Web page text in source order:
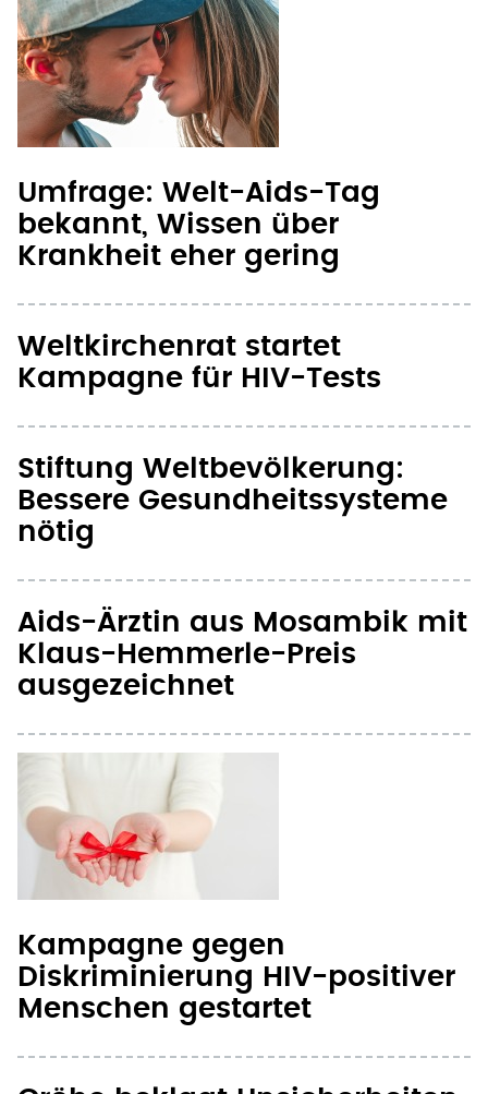
Umfrage: Welt-Aids-Tag
bekannt, Wissen über
Krankheit eher gering
Weltkirchenrat startet
Kampagne für HIV-Tests
Stiftung Weltbevölkerung:
Bessere Gesundheitssysteme
nötig
Aids-Ärztin aus Mosambik mit
Klaus-Hemmerle-Preis
ausgezeichnet
Kampagne gegen
Diskriminierung HIV-positiver
Menschen gestartet